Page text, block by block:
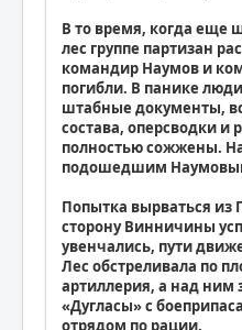
В то время, когда еще
лес группе партизан
командир Наумов и
погибли. В панике
штабные документы,
состава, оперсводки и
полностью сожжены.
подошедшим
Попытка вырваться из
сторону Винничины
увенчались, пути
Лес обстреливала по
артиллерия, а над ним
«Дугласы» с
отрядом по рации.